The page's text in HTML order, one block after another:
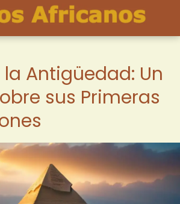
Antigüedad: Un
sus Primeras